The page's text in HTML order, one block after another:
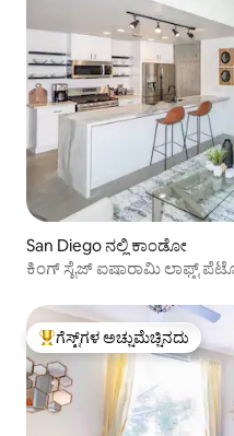
San Diego ನಲ್ಲಿ ಕಾಂಡೋ
ಕಿಂಗ್ ಸೈಜ್ ಐಷಾರಾಮಿ ಲಾಫ್ಟ್
ಗೆಸ್ಟ್‌ಗಳಿಗೆ ಅತಿ ಹೆಚ್ಚು
ಗೆಸ್ಟ್‌ಗಳ ಅಚ್ಚುಮೆಚ್ಚಿನದು